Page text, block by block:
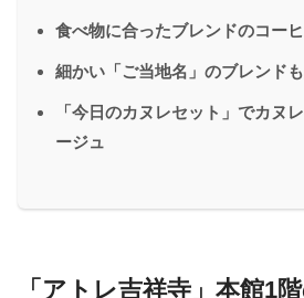
食べ物に合ったブレンドのコー
細かい「ご当地名」のブレンド
「今日のカヌレセット」でカヌ
ージュ
「アトレ吉祥寺」本館1